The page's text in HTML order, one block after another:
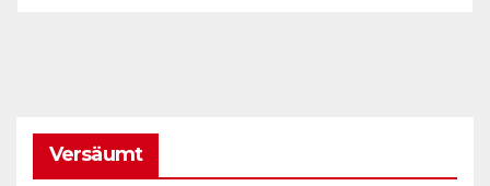
Versäumt